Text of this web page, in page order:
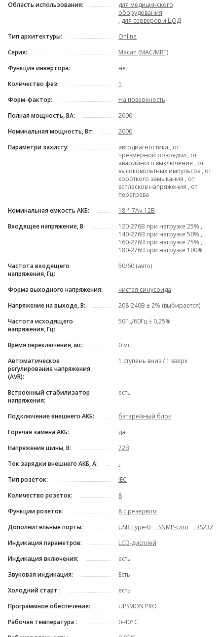
Область использования:
для медицинского
оборудования
, для серверов и ЦОД
Тип архитектуры:
Online
Серия:
Macan (MAC/MRT)
Функция инвертора:
нет
Количество фаз:
1
Форм-фактор:
На поверхность
Полная мощность, ВА:
2000
Номинальная мощность, Вт:
2000
Параметри захисту:
автодиагностика , от
чрезмерной розрядки , от
аварийного выключения , от
высоковольтных импульсов , от
короткого замыкания , от
всплесков напряжения , от
перегрева
Номинальная емкость АКБ:
18 * 7Ач 12В
Входящее напряжение, В:
120-276В при нагрузке 25% ,
140-276В при нагрузке 50% ,
160-276В при нагрузке 75% ,
180-276В при нагрузке 100%
Частота входящего
напряжения, Гц:
50/60 (авто)
Форма выходного напряжения:
чистая синусоида
Напряжение на выходе, В:
208-240В ± 2% (выбирается)
Частота исходящего
напряжения, Гц:
50Гц/60Гц ± 0,25%
Время переключения, мс:
0 мс
Автоматическое
регулирование напряжения
(AVR):
1 ступень вниз / 1 вверх
Встроенный стабилизатор
напряжения:
есть
Подключение внешнего АКБ:
батарейный блок
Горячая замена АКБ:
да
Напряжение шины, В:
72В
Ток зарядки внешнего АКБ, А:
-
Тип розеток:
IEC
Количество розеток:
8
Функции розеток:
8 с резервом
Дополнительные порты:
USB Type-B , SNMP-слот , RS232
Индикация параметров:
LCD-дисплей
Индикация включения:
есть
Звуковая индикация:
Есть
Холодний старт :
есть
Программное обеспечение:
UPSMON PRO
Рабочая температура :
0-40º C